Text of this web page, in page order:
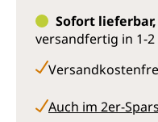
Sofort lieferbar,
versandfertig in 1-
Auch im 2er-